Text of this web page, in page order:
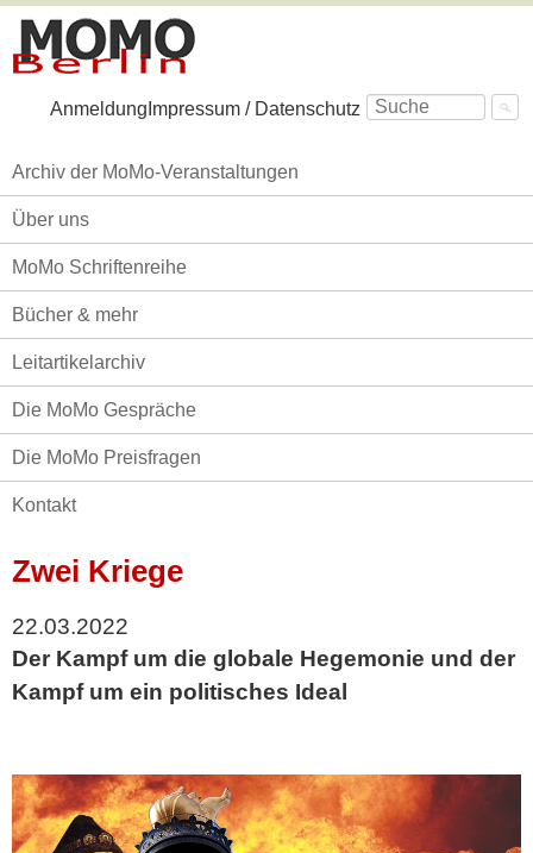
Navigation
Anmeldung Impressum / Datenschutz
Navigation
Archiv der MoMo-Veranstaltungen
Über uns
MoMo Schriftenreihe
Bücher & mehr
Leitartikelarchiv
Die MoMo Gespräche
Die MoMo Preisfragen
Kontakt
Zwei Kriege
22.03.2022
Der Kampf um die globale Hegemonie und der
Kampf um ein politisches Ideal